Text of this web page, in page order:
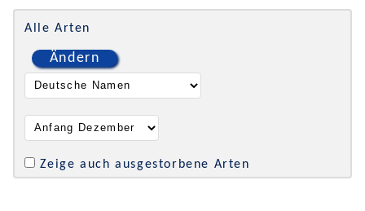
Alle Arten
Ändern
Zeige auch ausgestorbene Arten